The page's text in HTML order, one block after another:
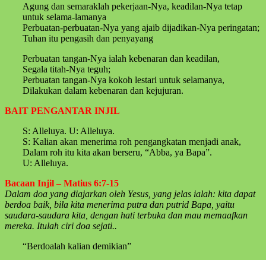
Agung dan semaraklah pekerjaan-Nya, keadilan-Nya tetap
untuk selama-lamanya
Perbuatan-perbuatan-Nya yang ajaib dijadikan-Nya peringatan;
Tuhan itu pengasih dan penyayang
Perbuatan tangan-Nya ialah kebenaran dan keadilan,
Segala titah-Nya teguh;
Perbuatan tangan-Nya kokoh lestari untuk selamanya,
Dilakukan dalam kebenaran dan kejujuran.
BAIT PENGANTAR INJIL
S: Alleluya. U: Alleluya.
S: Kalian akan menerima roh pengangkatan menjadi anak,
Dalam roh itu kita akan berseru, “Abba, ya Bapa”.
U: Alleluya.
Bacaan Injil – Matius 6:7-15
Dalam doa yang diajarkan oleh Yesus, yang jelas ialah: kita dapat
berdoa baik, bila kita menerima putra dan putrid Bapa, yaitu
saudara-saudara kita, dengan hati terbuka dan mau memaafkan
mereka. Itulah ciri doa sejati..
“Berdoalah kalian demikian”